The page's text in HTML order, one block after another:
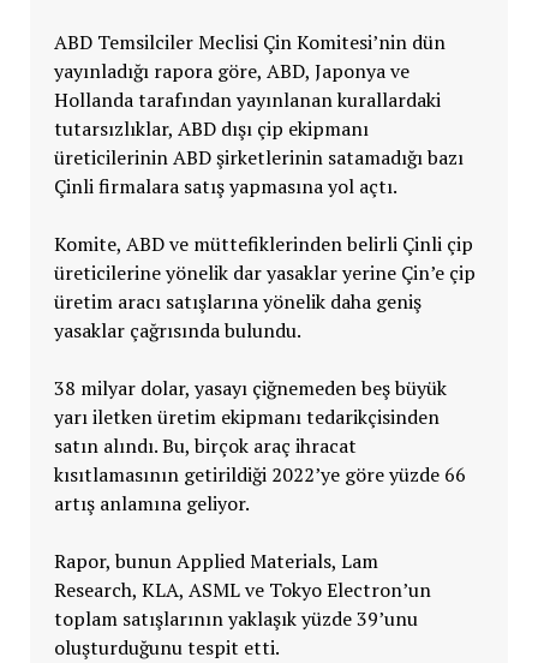
ABD Temsilciler Meclisi Çin Komitesi’nin dün
yayınladığı rapora göre, ABD, Japonya ve
Hollanda tarafından yayınlanan kurallardaki
tutarsızlıklar, ABD dışı çip ekipmanı
üreticilerinin ABD şirketlerinin satamadığı bazı
Çinli firmalara satış yapmasına yol açtı.
Komite, ABD ve müttefiklerinden belirli Çinli çip
üreticilerine yönelik dar yasaklar yerine Çin’e çip
üretim aracı satışlarına yönelik daha geniş
yasaklar çağrısında bulundu.
38 milyar dolar, yasayı çiğnemeden beş büyük
yarı iletken üretim ekipmanı tedarikçisinden
satın alındı. Bu, birçok araç ihracat
kısıtlamasının getirildiği 2022’ye göre yüzde 66
artış anlamına geliyor.
Rapor, bunun Applied Materials, Lam
Research, KLA, ASML ve Tokyo Electron’un
toplam satışlarının yaklaşık yüzde 39’unu
oluşturduğunu tespit etti.